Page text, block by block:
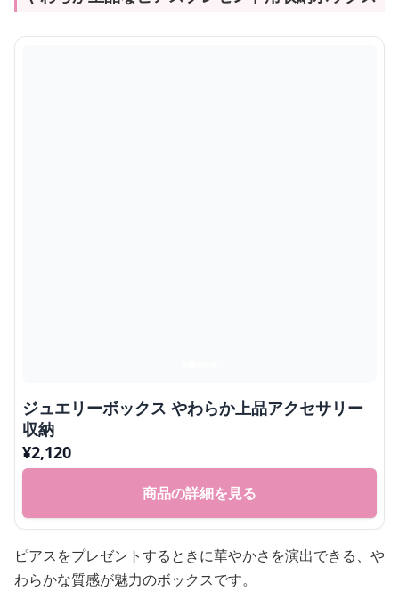
ジュエリーボックス やわらか上品アクセサリー
収納
¥2,120
商品の詳細を見る
ピアスをプレゼントするときに華やかさを演出できる、や
わらかな質感が魅力のボックスです。